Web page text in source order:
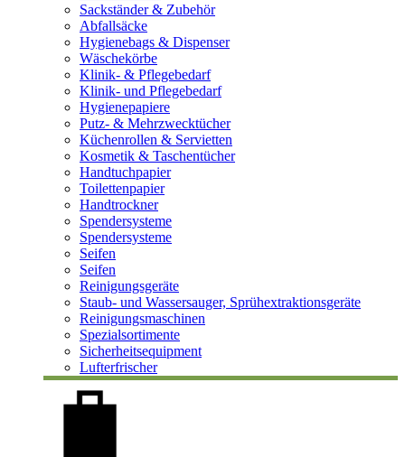
Sackständer & Zubehör
Abfallsäcke
Hygienebags & Dispenser
Wäschekörbe
Klinik- & Pflegebedarf
Klinik- und Pflegebedarf
Hygienepapiere
Putz- & Mehrzwecktücher
Küchenrollen & Servietten
Kosmetik & Taschentücher
Handtuchpapier
Toilettenpapier
Handtrockner
Spendersysteme
Spendersysteme
Seifen
Seifen
Reinigungsgeräte
Staub- und Wassersauger, Sprühextraktionsgeräte
Reinigungsmaschinen
Spezialsortimente
Sicherheitsequipment
Lufterfrischer